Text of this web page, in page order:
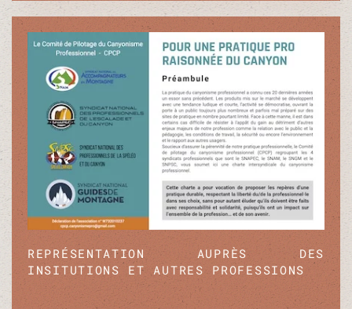
REPRÉSENTATION AUPRÈS DES
INSITUTIONS ET AUTRES PROFESSIONS